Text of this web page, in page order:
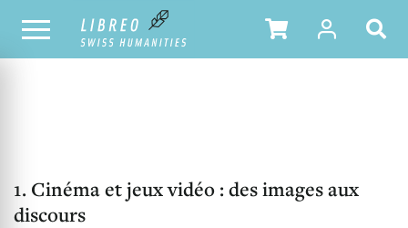
NOTRE CATALOGUE TABLE DES MATIÈRES
1. Cinéma et jeux vidéo : des images aux
discours